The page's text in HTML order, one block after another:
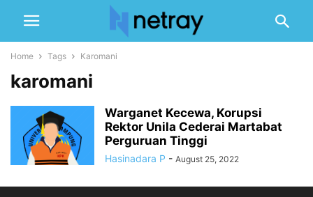
Home Tags Karomani
karomani
Warganet Kecewa, Korupsi
Rektor Unila Cederai Martabat
Perguruan Tinggi
Hasinadara P - August 25, 2022